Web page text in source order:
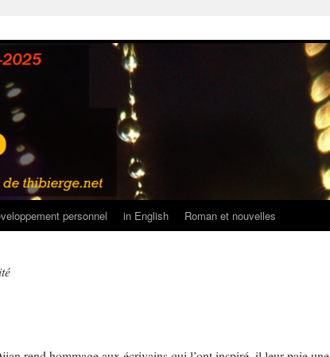
personnel in English Roman et nouvelles